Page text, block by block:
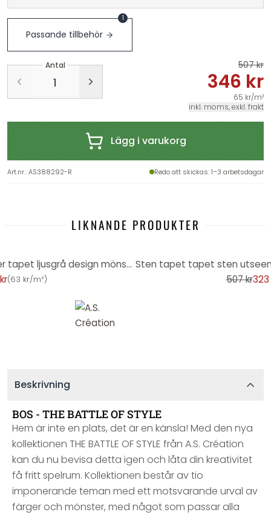
Passande tillbehör
1
Antal 507 kr
346 kr
65 kr/m²
inkl. moms, exkl. frakt
Lägg i varukorg
Art.nr.:AS388292-R Redo att skickas: 1–3 arbetsdagar
LIKNANDE PRODUKTER
Non-woven tapet grå mönster tapet ljusgrå design mönster tapet vardagsrum, kök
(63 kr/m²) 507 kr323
Beskrivning
BOS - THE BATTLE OF STYLE
Hem är inte en plats, det är en känsla! Med den nya
kollektionen THE BATTLE OF STYLE från A.S. Création
kan du nu bevisa detta igen och låta din kreativitet
få fritt spelrum. Kollektionen består av tio
imponerande teman med ett motsvarande urval av
färger och mönster, med något som passar alla